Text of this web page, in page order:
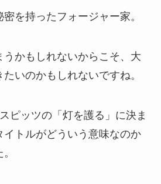
を持ったフォージャー家。
うかもしれないからこそ、大
いのかもしれないですね。
ピッツの「灯を護る」に決ま
イトルがどういう意味なのか